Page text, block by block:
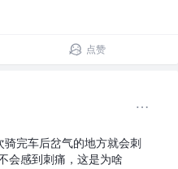
点赞
完车后岔气的地方就会刺
会感到刺痛，这是为啥